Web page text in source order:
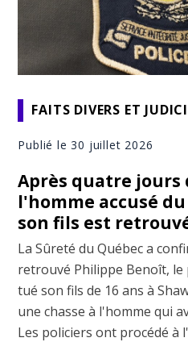
FAITS DIVERS ET
Publié le 30 juillet 2026
Après quatre jours
l'homme accusé
son fils est
La Sûreté du Québec a
retrouvé Philippe Benoît,
tué son fils de 16 ans à
une chasse à l'homme qui
Les policiers ont procédé à